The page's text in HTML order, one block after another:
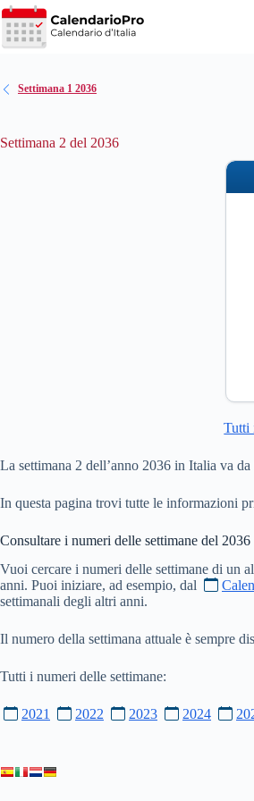
Salta
al
contenuto
Settimana 1 2036
Settimana 2 del 2036
Tutti
La settimana 2 dell’anno 2036 in Italia va
In questa pagina trovi tutte le informazioni
Consultare i numeri delle settimane del 2036
Vuoi cercare i numeri delle settimane di un
anni. Puoi iniziare, ad esempio, dal
settimanali degli altri anni.
Il numero della settimana attuale è sempre
Tutti i numeri delle settimane:
2021 2022 2023 2024